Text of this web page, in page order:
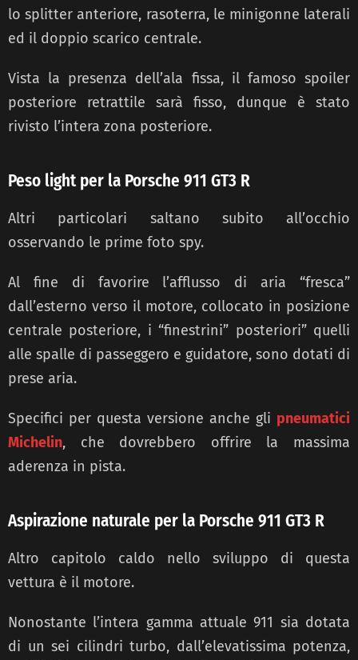
lo splitter anteriore, rasoterra, le minigonne laterali
ed il doppio scarico centrale.
Vista la presenza dell’ala fissa, il famoso spoiler
posteriore retrattile sarà fisso, dunque è stato
rivisto l’intera zona posteriore.
Peso light per la Porsche 911 GT3 R
Altri particolari saltano subito all’occhio
osservando le prime foto spy.
Al fine di favorire l’afflusso di aria “fresca”
dall’esterno verso il motore, collocato in posizione
centrale posteriore, i “finestrini” posteriori” quelli
alle spalle di passeggero e guidatore, sono dotati di
prese aria.
Specifici per questa versione anche gli pneumatici
Michelin, che dovrebbero offrire la massima
aderenza in pista.
Aspirazione naturale per la Porsche 911 GT3 R
Altro capitolo caldo nello sviluppo di questa
vettura è il motore.
Nonostante l’intera gamma attuale 911 sia dotata
di un sei cilindri turbo, dall’elevatissima potenza,